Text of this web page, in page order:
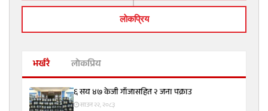
लाेकप्रिय
भर्खरै लोकप्रिय
६ सय ४७ केजी गाँजासहित २ जना पक्राउ
साउन २२, २०८३